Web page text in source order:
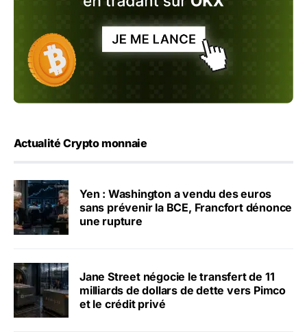
Actualité Crypto monnaie
Yen : Washington a vendu des euros
sans prévenir la BCE, Francfort dénonce
une rupture
Jane Street négocie le transfert de 11
milliards de dollars de dette vers Pimco
et le crédit privé